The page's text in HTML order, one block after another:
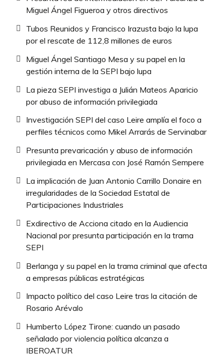
Miguel Ángel Figueroa y otros directivos
Tubos Reunidos y Francisco Irazusta bajo la lupa
por el rescate de 112,8 millones de euros
Miguel Ángel Santiago Mesa y su papel en la
gestión interna de la SEPI bajo lupa
La pieza SEPI investiga a Julián Mateos Aparicio
por abuso de información privilegiada
Investigación SEPI del caso Leire amplía el foco a
perfiles técnicos como Mikel Arrarás de Servinabar
Presunta prevaricación y abuso de información
privilegiada en Mercasa con José Ramón Sempere
La implicación de Juan Antonio Carrillo Donaire en
irregularidades de la Sociedad Estatal de
Participaciones Industriales
Exdirectivo de Acciona citado en la Audiencia
Nacional por presunta participación en la trama
SEPI
Berlanga y su papel en la trama criminal que afecta
a empresas públicas estratégicas
Impacto político del caso Leire tras la citación de
Rosario Arévalo
Humberto López Tirone: cuando un pasado
señalado por violencia política alcanza a
IBEROATUR